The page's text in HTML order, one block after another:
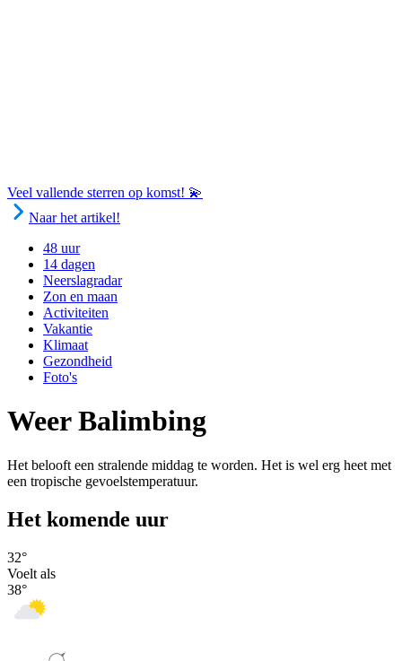
Veel vallende sterren op komst! 💫
Naar het artikel!
48 uur
14 dagen
Neerslagradar
Zon en maan
Activiteiten
Vakantie
Klimaat
Gezondheid
Foto's
Weer Balimbing
Het belooft een stralende middag te worden. Het is wel erg heet met
een tropische gevoelstemperatuur.
Het komende uur
32°
Voelt als
38°